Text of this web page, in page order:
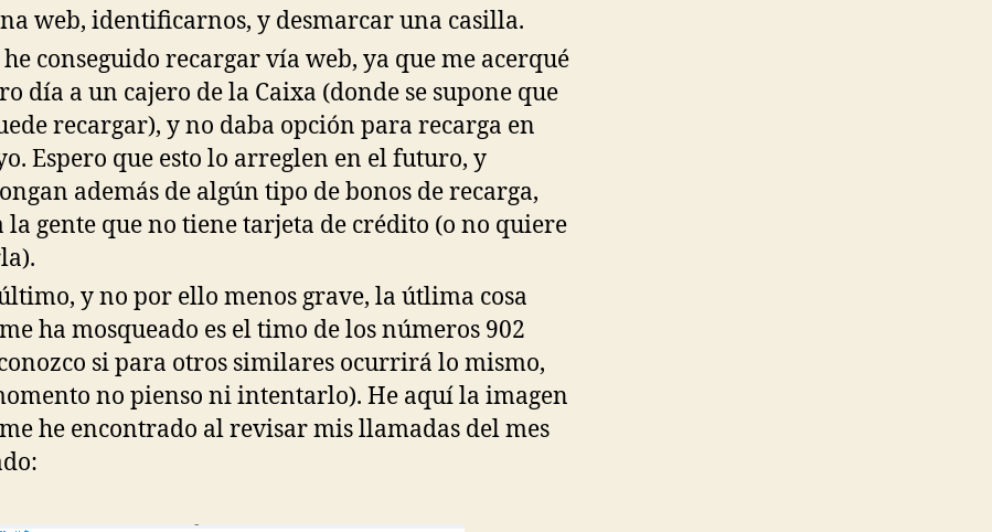
web, identificarnos, y desmarcar una casilla.
he conseguido recargar vía web, ya que me acerqué
día a un cajero de la Caixa (donde se supone que
recargar), y no daba opción para recarga en
Espero que esto lo arreglen en el futuro, y
además de algún tipo de bonos de recarga,
la gente que no tiene tarjeta de crédito (o no quiere
y no por ello menos grave, la útlima cosa
ha mosqueado es el timo de los números 902
si para otros similares ocurrirá lo mismo,
no pienso ni intentarlo). He aquí la imagen
he encontrado al revisar mis llamadas del mes